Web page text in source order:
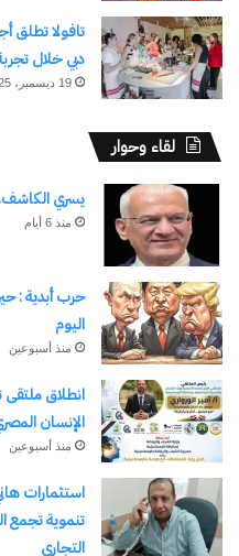
وتأتي هذه الفعاليات
الثقافي في دعم الوعي
والحفاظ على الهوية
شارك هذا الموضوع:
فيس بوك
X
معجب بهذه:
دبي خلال
19 ديسمبر، 2025
لقاء وحوار
يسري
منذ 6 أيام
حرب أبدية :
اليوم
منذ أسبوعين
الإنسان
منذ أسبوعين
استثمارات
تنموية تجمع
التجاري